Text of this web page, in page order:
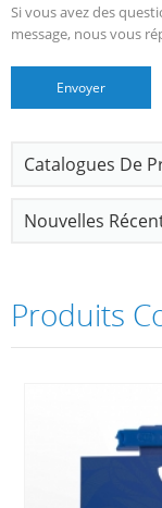
Si vous avez des
message, nous vous
Catalogues De
Nouvelles
Produits